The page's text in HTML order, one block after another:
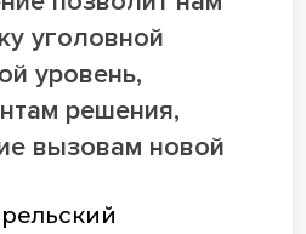
уголовной
уровень,
решения,
вызовам новой